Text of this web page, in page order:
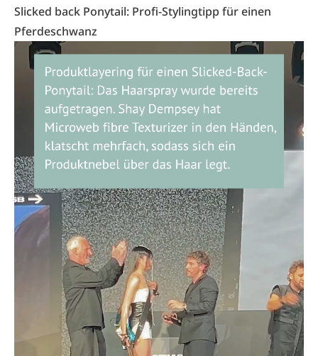
Slicked back Ponytail: Profi-Stylingtipp für einen
Pferdeschwanz